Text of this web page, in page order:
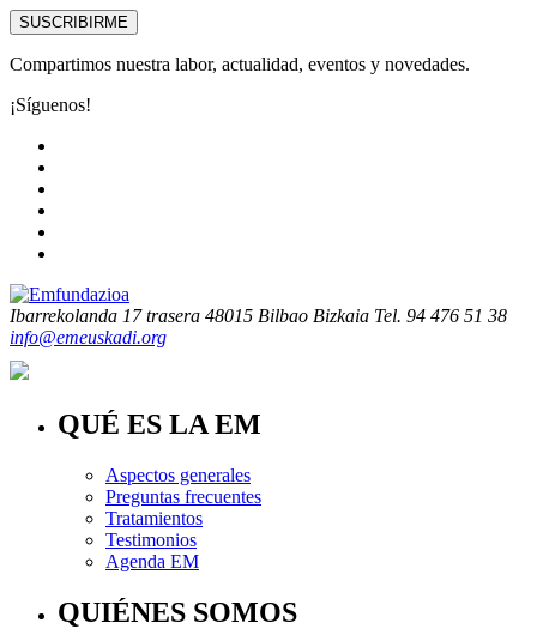
SUSCRIBIRME
Compartimos nuestra labor, actualidad, eventos y novedades.
¡Síguenos!
Ibarrekolanda 17 trasera 48015 Bilbao Bizkaia Tel. 94 476 51 38
info@emeuskadi.org
QUÉ ES LA EM
Aspectos generales
Preguntas frecuentes
Tratamientos
Testimonios
Agenda EM
QUIÉNES SOMOS